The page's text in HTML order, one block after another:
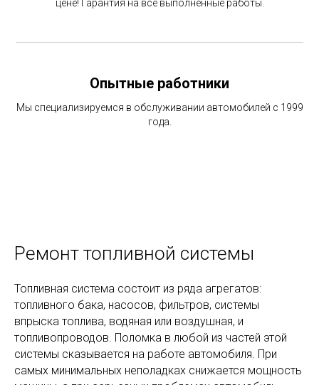
цене! Гарантия на все выполненные работы.
Опытные работники
Мы специализируемся в обслуживании автомобилей с 1999
года.
Ремонт топливной системы
Топливная система состоит из ряда агрегатов:
топливного бака, насосов, фильтров, системы
впрыска топлива, водяная или воздушная, и
топливопроводов. Поломка в любой из частей этой
системы сказывается на работе автомобиля. При
самых минимальных неполадках снижается мощность